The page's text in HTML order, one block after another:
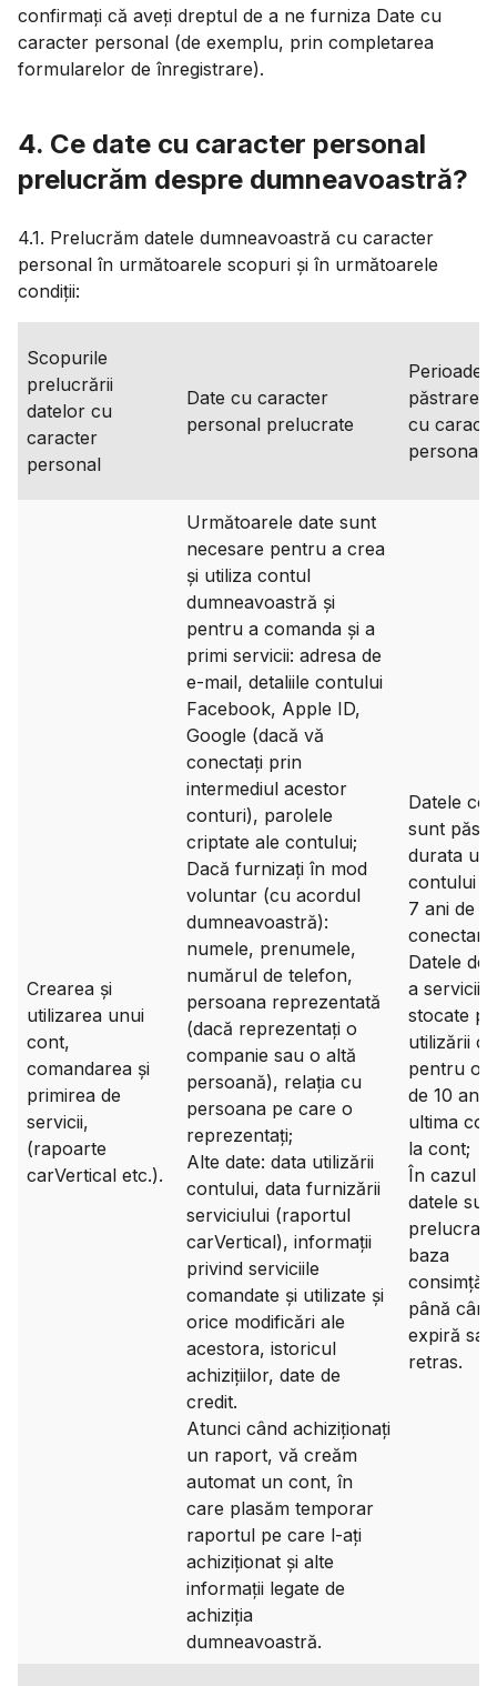
confirmați că aveți dreptul de a ne furniza Date cu
caracter personal (de exemplu, prin completarea
formularelor de înregistrare).
4. Ce date cu caracter personal
prelucrăm despre dumneavoastră?
4.1. Prelucrăm datele dumneavoastră cu caracter
personal în următoarele scopuri și în următoarele
condiții:
Scopurile
prelucrării
datelor cu
caracter
personal
Date cu caracter
personal prelucrate
păstrare
cu
personal
Crearea și
utilizarea unui
cont,
comandarea și
primirea de
servicii,
(rapoarte
carVertical etc.).
Următoarele date sunt
necesare pentru a crea
și utiliza contul
dumneavoastră și
pentru a comanda și a
primi servicii: adresa de
e-mail, detaliile contului
Facebook, Apple ID,
Google (dacă vă
conectați prin
intermediul acestor
conturi), parolele
criptate ale contului;
Dacă furnizați în mod
voluntar (cu acordul
dumneavoastră):
numele, prenumele,
numărul de telefon,
persoana reprezentată
(dacă reprezentați o
companie sau o altă
persoană), relația cu
persoana pe care o
reprezentați;
Alte date: data utilizării
contului, data furnizării
serviciului (raportul
carVertical), informații
privind serviciile
comandate și utilizate și
orice modificări ale
acestora, istoricul
achizițiilor, date de
credit.
Atunci când achiziționați
un raport, vă creăm
automat un cont, în
care plasăm temporar
raportul pe care l-ați
achiziționat și alte
informații legate de
achiziția
dumneavoastră.
Datele
sunt
durata
contului
7 ani de
Datele de
a
stocate
utilizării
pentru o
de 10 ani
ultima
la cont;
În cazul
datele
baza
până
expiră
retras.